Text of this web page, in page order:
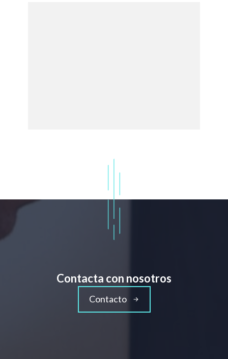
Contacta con nosotros
Contacto